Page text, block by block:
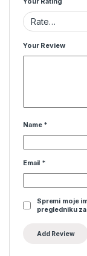
Your Review
Name *
Email *
Spremi moje
pregledniku